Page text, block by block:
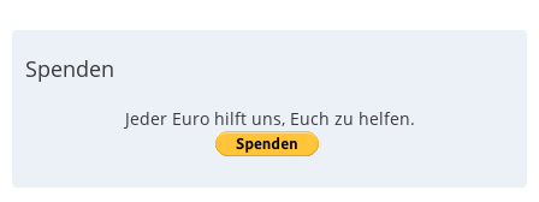
Spenden
Jeder Euro hilft uns, Euch zu helfen.